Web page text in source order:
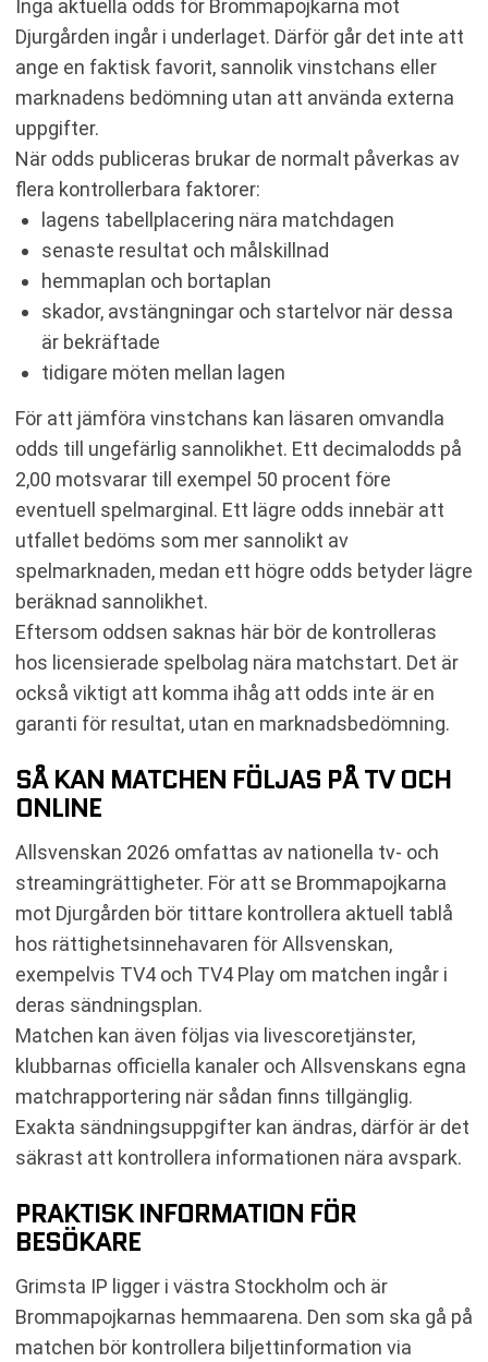
Inga aktuella odds för Brommapojkarna mot
Djurgården ingår i underlaget. Därför går det inte att
ange en faktisk favorit, sannolik vinstchans eller
marknadens bedömning utan att använda externa
uppgifter.
När odds publiceras brukar de normalt påverkas av
flera kontrollerbara faktorer:
lagens tabellplacering nära matchdagen
senaste resultat och målskillnad
hemmaplan och bortaplan
skador, avstängningar och startelvor när dessa
är bekräftade
tidigare möten mellan lagen
För att jämföra vinstchans kan läsaren omvandla
odds till ungefärlig sannolikhet. Ett decimalodds på
2,00 motsvarar till exempel 50 procent före
eventuell spelmarginal. Ett lägre odds innebär att
utfallet bedöms som mer sannolikt av
spelmarknaden, medan ett högre odds betyder lägre
beräknad sannolikhet.
Eftersom oddsen saknas här bör de kontrolleras
hos licensierade spelbolag nära matchstart. Det är
också viktigt att komma ihåg att odds inte är en
garanti för resultat, utan en marknadsbedömning.
SÅ KAN MATCHEN FÖLJAS PÅ TV OCH
ONLINE
Allsvenskan 2026 omfattas av nationella tv- och
streamingrättigheter. För att se Brommapojkarna
mot Djurgården bör tittare kontrollera aktuell tablå
hos rättighetsinnehavaren för Allsvenskan,
exempelvis TV4 och TV4 Play om matchen ingår i
deras sändningsplan.
Matchen kan även följas via livescoretjänster,
klubbarnas officiella kanaler och Allsvenskans egna
matchrapportering när sådan finns tillgänglig.
Exakta sändningsuppgifter kan ändras, därför är det
säkrast att kontrollera informationen nära avspark.
PRAKTISK INFORMATION FÖR
BESÖKARE
Grimsta IP ligger i västra Stockholm och är
Brommapojkarnas hemmaarena. Den som ska gå på
matchen bör kontrollera biljettinformation via